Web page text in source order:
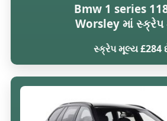
Bmw 1 series
Worsley માં
સ્ક્રેપ મૂલ્ય £284